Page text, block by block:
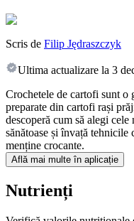
Scris de Filip Jędraszczyk
Ultima actualizare la 3
Crochetele de cartofi sunt o
preparate din cartofi rași
descoperă cum să alegi
sănătoase și învață tehnicile
menține crocante.
Află mai multe în aplicație
Nutrienți